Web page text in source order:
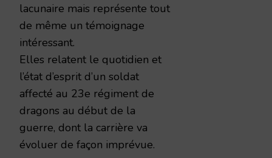
lacunaire mais représente tout
de même un témoignage
intéressant.
Elles relatent le quotidien et
l’état d’esprit d’un soldat
affecté au 23e régiment de
dragons au début de la
guerre, dont la carrière va
évoluer de façon imprévue.